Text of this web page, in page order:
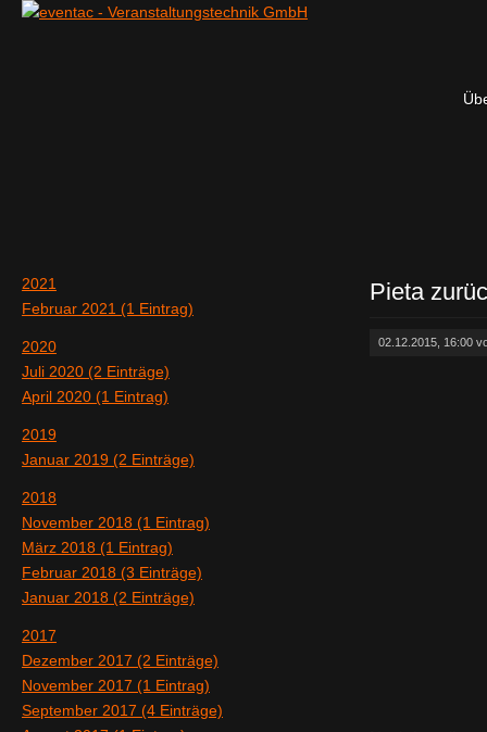
2021
Februar 2021 (1 Eintrag)
2020
Juli 2020 (2 Einträge)
April 2020 (1 Eintrag)
2019
Januar 2019 (2 Einträge)
2018
November 2018 (1 Eintrag)
März 2018 (1 Eintrag)
Februar 2018 (3 Einträge)
Januar 2018 (2 Einträge)
2017
Dezember 2017 (2 Einträge)
November 2017 (1 Eintrag)
September 2017 (4 Einträge)
Pieta
02.12.2015, 16:00